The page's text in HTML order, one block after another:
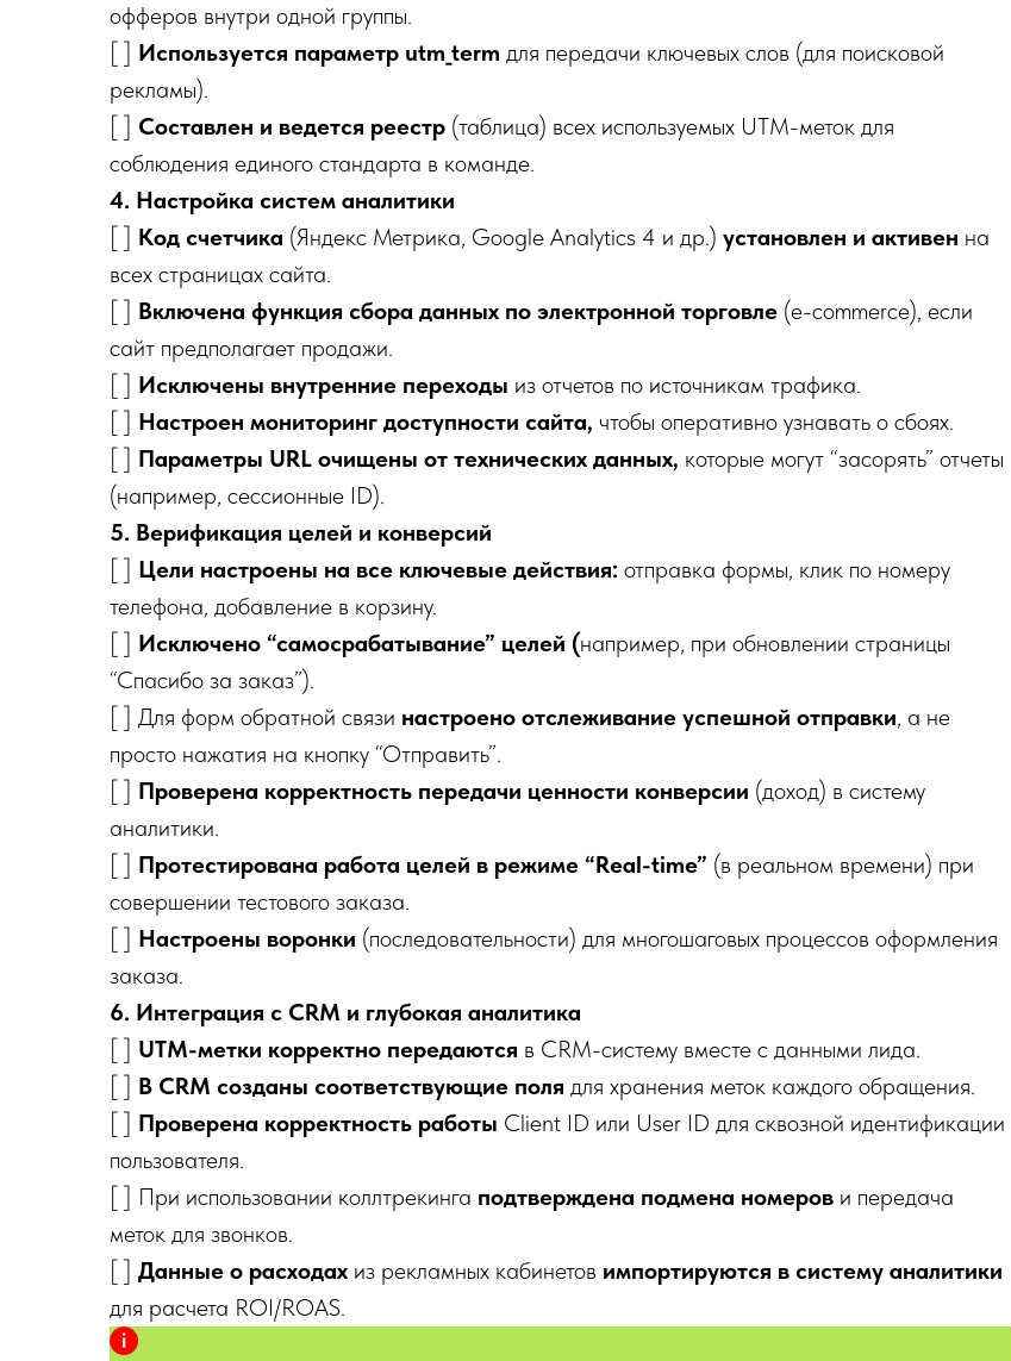
офферов внутри одной группы.
[ ] Используется параметр utm_term для передачи ключевых слов (для поисковой
рекламы).
[ ] Составлен и ведется реестр (таблица) всех используемых UTM-меток для
соблюдения единого стандарта в команде.
4. Настройка систем аналитики
[ ] Код счетчика (Яндекс Метрика, Google Analytics 4 и др.) установлен и активен на
всех страницах сайта.
[ ] Включена функция сбора данных по электронной торговле (e-commerce), если
сайт предполагает продажи.
[ ] Исключены внутренние переходы из отчетов по источникам трафика.
[ ] Настроен мониторинг доступности сайта, чтобы оперативно узнавать о сбоях.
[ ] Параметры URL очищены от технических данных, которые могут “засорять” отчеты
(например, сессионные ID).
5. Верификация целей и конверсий
[ ] Цели настроены на все ключевые действия: отправка формы, клик по номеру
телефона, добавление в корзину.
[ ] Исключено “самосрабатывание” целей (например, при обновлении страницы
“Спасибо за заказ”).
[ ] Для форм обратной связи настроено отслеживание успешной отправки, а не
просто нажатия на кнопку “Отправить”.
[ ] Проверена корректность передачи ценности конверсии (доход) в систему
аналитики.
[ ] Протестирована работа целей в режиме “Real-time” (в реальном времени) при
совершении тестового заказа.
[ ] Настроены воронки (последовательности) для многошаговых процессов оформления
заказа.
6. Интеграция с CRM и глубокая аналитика
[ ] UTM-метки корректно передаются в CRM-систему вместе с данными лида.
[ ] В CRM созданы соответствующие поля для хранения меток каждого обращения.
[ ] Проверена корректность работы Client ID или User ID для сквозной идентификации
пользователя.
[ ] При использовании коллтрекинга подтверждена подмена номеров и передача
меток для звонков.
[ ] Данные о расходах из рекламных кабинетов импортируются в систему аналитики
для расчета ROI/ROAS.